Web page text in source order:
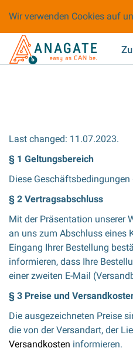
Last changed: 11.07.2023.
§ 1 Geltungsbereich
Diese
§ 2 Vertragsabschluss
Mit der Präsentation unserer
an uns zum Abschluss eines
Eingang Ihrer Bestellung
informieren, dass Ihre
einer zweiten E-Mail
§ 3 Preise und
Die ausgezeichneten Preise
die von der Versandart, der
Versandkosten informieren.
Wir verwenden Cookies auf